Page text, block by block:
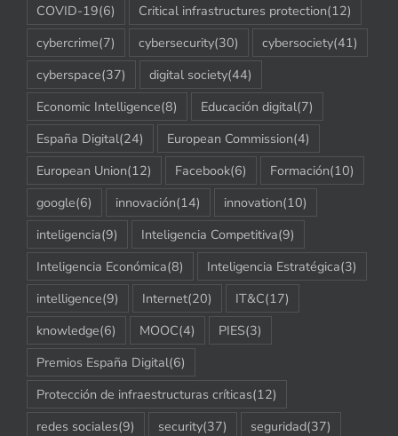
COVID-19(6) Critical infrastructures protection(12)
cybercrime(7) cybersecurity(30) cybersociety(41)
cyberspace(37) digital society(44)
Economic Intelligence(8) Educación digital(7)
España Digital(24) European Commission(4)
European Union(12) Facebook(6) Formación(10)
google(6) innovación(14) innovation(10)
inteligencia(9) Inteligencia Competitiva(9)
Inteligencia Económica(8) Inteligencia Estratégica(3)
intelligence(9) Internet(20) IT&C(17)
knowledge(6) MOOC(4) PIES(3)
Premios España Digital(6)
Protección de infraestructuras críticas(12)
redes sociales(9) security(37) seguridad(37)